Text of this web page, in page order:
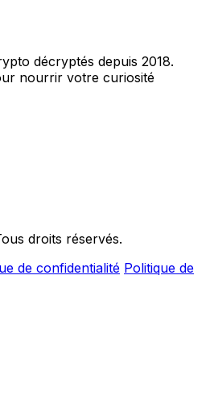
décryptés depuis 2018.
nourrir votre curiosité
droits réservés.
de confidentialité Politique de